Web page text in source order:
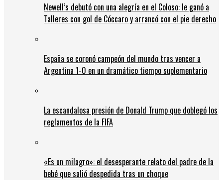
Newell’s debutó con una alegría en el Coloso: le ganó a
Talleres con gol de Cóccaro y arrancó con el pie derecho
España se coronó campeón del mundo tras vencer a
Argentina 1-0 en un dramático tiempo suplementario
La escandalosa presión de Donald Trump que doblegó los
reglamentos de la FIFA
«Es un milagro»: el desesperante relato del padre de la
bebé que salió despedida tras un choque